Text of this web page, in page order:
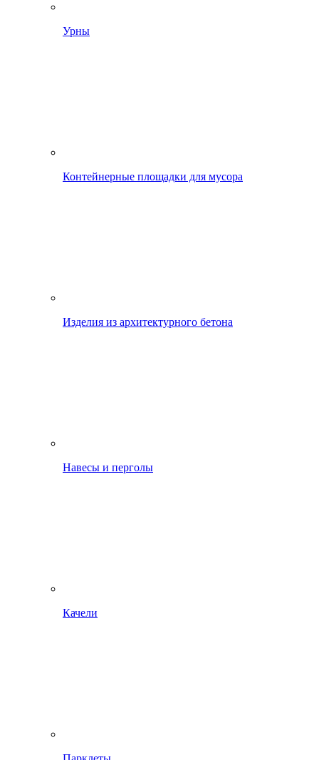
Урны
Контейнерные площадки для мусора
Изделия из архитектурного бетона
Навесы и перголы
Качели